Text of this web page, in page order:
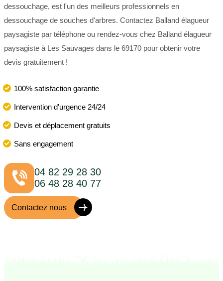
dessouchage, est l'un des meilleurs professionnels en
dessouchage de souches d'arbres. Contactez Balland élagueur
paysagiste par téléphone ou rendez-vous chez Balland élagueur
paysagiste à Les Sauvages dans le 69170 pour obtenir votre
devis gratuitement !
100% satisfaction garantie
Intervention d'urgence 24/24
Devis et déplacement gratuits
Sans engagement
04 82 29 28 30
06 48 28 40 77
Contactez nous